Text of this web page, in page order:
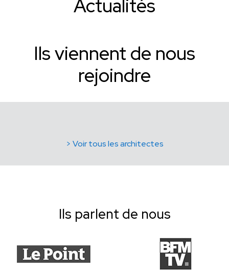
Actualités
Ils viennent de nous
rejoindre
> Voir tous les architectes
Ils parlent de nous